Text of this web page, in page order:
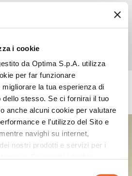
i cookie
da Optima S.p.A. utilizza
per far funzionare
la tua esperienza di
dello stesso. Se ci fornirai il tuo
anche alcuni cookie per valutare
e l’utilizzo del Sito e
navighi su internet,
nostri prodotti e servizi per i